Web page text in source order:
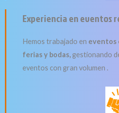
Experiencia en eventos
Hemos trabajado en eventos
ferias y bodas,gestionando
eventos con gran volumen .